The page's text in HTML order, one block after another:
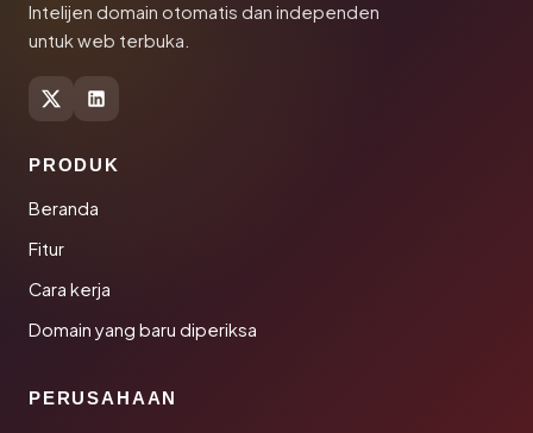
Intelijen domain otomatis dan independen
untuk web terbuka.
PRODUK
Beranda
Fitur
Cara kerja
Domain yang baru diperiksa
PERUSAHAAN